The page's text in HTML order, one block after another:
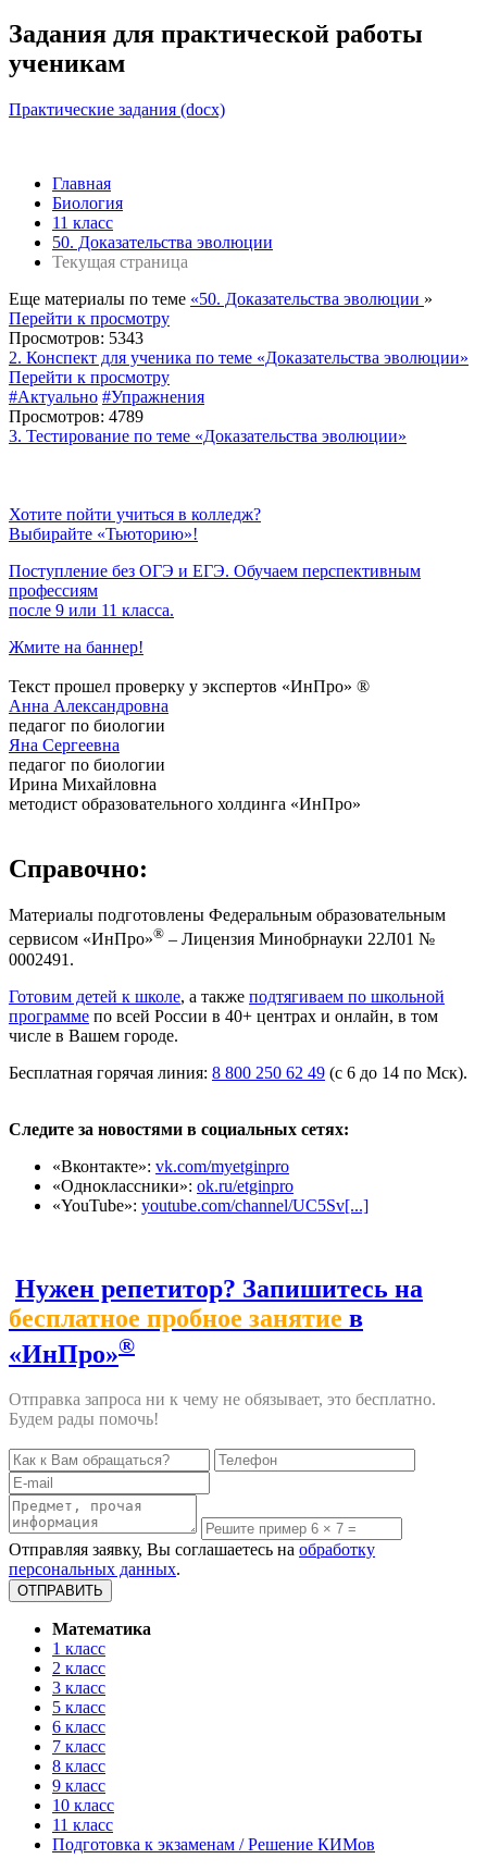
Задания для практической работы
ученикам
Практические задания (docx)
Главная
Биология
11 класс
50. Доказательства эволюции
Текущая страница
Еще материалы по теме «50. Доказательства эволюции »
Перейти к просмотру
Просмотров: 5343
2. Конспект для ученика по теме «Доказательства эволюции»
Перейти к просмотру
#Актуально #Упражнения
Просмотров: 4789
3. Тестирование по теме «Доказательства эволюции»
Хотите пойти учиться в колледж?
Выбирайте «Тьюторию»!
Поступление без ОГЭ и ЕГЭ. Обучаем перспективным
профессиям
после 9 или 11 класса.
Жмите на баннер!
Текст прошел проверку у экспертов «ИнПро» ®
Анна Александровна
педагог по биологии
Яна Сергеевна
педагог по биологии
Ирина Михайловна
методист образовательного холдинга «ИнПро»
Справочно:
Материалы подготовлены Федеральным образовательным
сервисом «ИнПро»® – Лицензия Минобрнауки 22Л01 №
0002491.
Готовим детей к школе, а также подтягиваем по школьной
программе по всей России в 40+ центрах и онлайн, в том
числе в Вашем городе.
Бесплатная горячая линия: 8 800 250 62 49 (с 6 до 14 по Мск).
Следите за новостями в социальных сетях:
«Вконтакте»: vk.com/myetginpro
«Одноклассники»: ok.ru/etginpro
«YouTube»: youtube.com/channel/UC5Sv[...]
Нужен репетитор? Запишитесь на
бесплатное пробное занятие в
«ИнПро»®
Отправка запроса ни к чему не обязывает, это бесплатно.
Будем рады помочь!
Отправляя заявку, Вы соглашаетесь на обработку
персональных данных.
Математика
1 класс
2 класс
3 класс
5 класс
6 класс
7 класс
8 класс
9 класс
10 класс
11 класс
Подготовка к экзаменам / Решение КИМов